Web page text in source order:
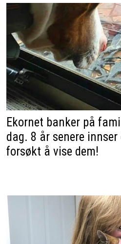
Ekornet banker på
dag. 8 år senere
forsøkt å vise dem!